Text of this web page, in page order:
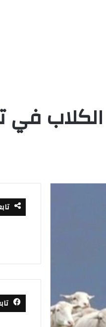
الكلاب